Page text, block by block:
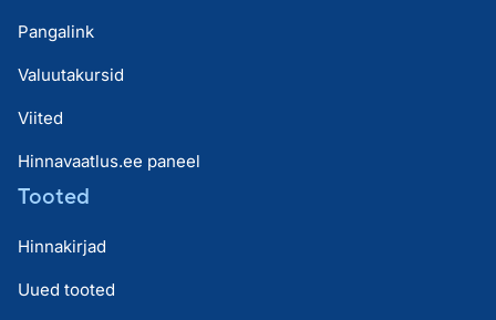
Pangalink
Valuutakursid
Viited
Hinnavaatlus.ee paneel
Tooted
Hinnakirjad
Uued tooted